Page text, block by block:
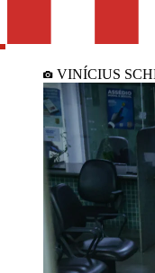
VINÍCIUS